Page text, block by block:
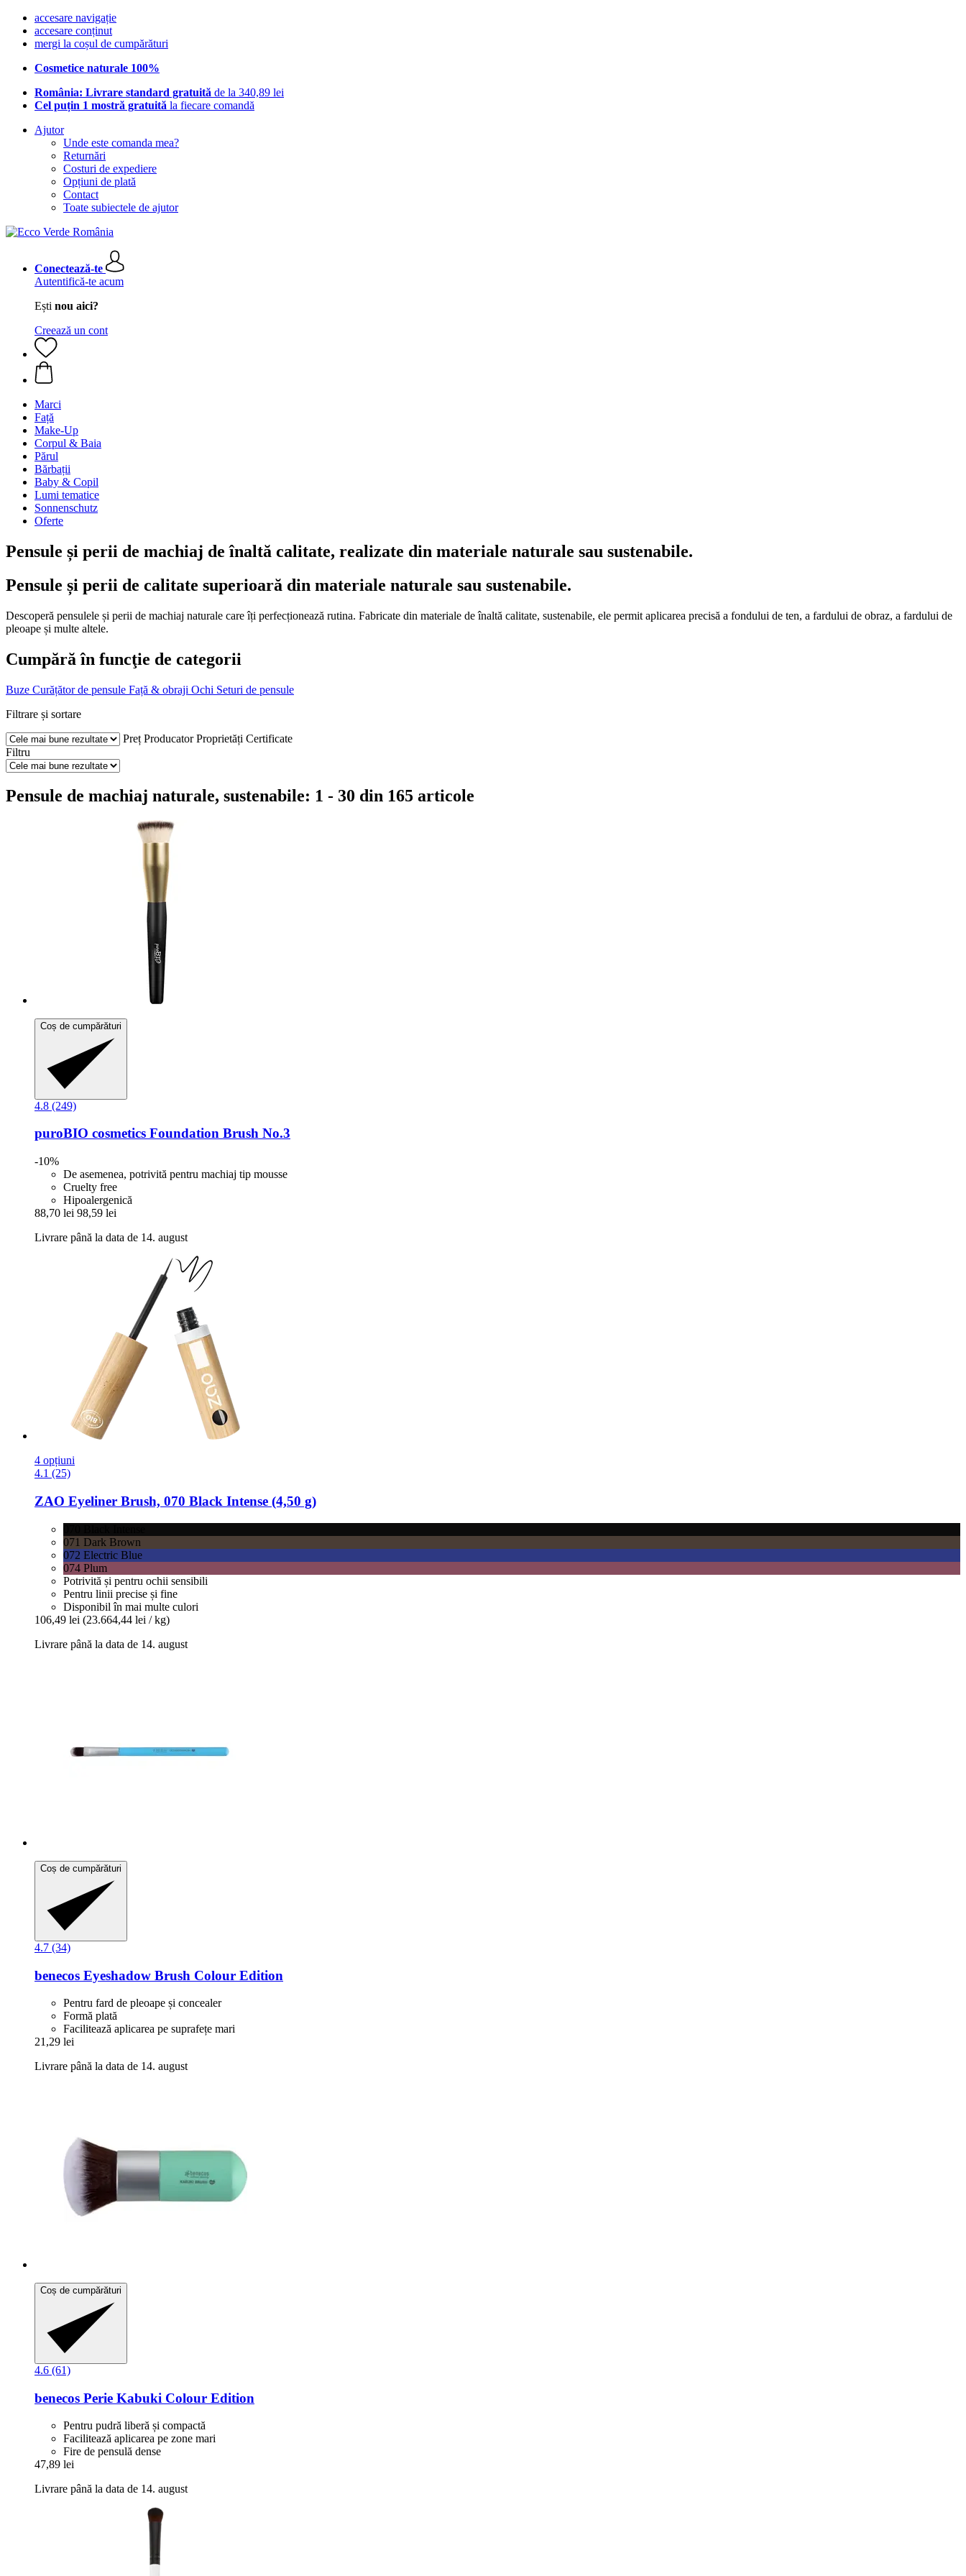
accesare navigație
accesare conținut
mergi la coșul de cumpărături
Cosmetice naturale 100%
România: Livrare standard gratuită de la 340,89 lei
Cel puțin 1 mostră gratuită la fiecare comandă
Ajutor
Unde este comanda mea?
Returnări
Costuri de expediere
Opțiuni de plată
Contact
Toate subiectele de ajutor
Conectează-te
Autentifică-te acum
Ești nou aici?
Creează un cont
Marci
Față
Make-Up
Corpul & Baia
Părul
Bărbații
Baby & Copil
Lumi tematice
Sonnenschutz
Oferte
Pensule și perii de machiaj de înaltă calitate, realizate din materiale naturale sau sustenabile.
Pensule și perii de calitate superioară din materiale naturale sau sustenabile.
Descoperă pensulele și perii de machiaj naturale care îți perfecționează rutina. Fabricate din materiale de înaltă calitate, sustenabile, ele permit aplicarea precisă a fondului de ten, a fardului de obraz, a fardului de
pleoape și multe altele.
Cumpără în funcţie de categorii
Buze Curățător de pensule Față & obraji Ochi Seturi de pensule
Filtrare și sortare
Preț Producator Proprietăți Certificate
Filtru
Pensule de machiaj naturale, sustenabile: 1 - 30 din 165 articole
Coș de cumpărături
4.8 (249)
puroBIO cosmetics Foundation Brush No.3
-10%
De asemenea, potrivită pentru machiaj tip mousse
Cruelty free
Hipoalergenică
88,70 lei 98,59 lei
Livrare până la data de 14. august
4 opțiuni
4.1 (25)
ZAO Eyeliner Brush, 070 Black Intense (4,50 g)
071 Dark Brown
072 Electric Blue
074 Plum
Potrivită și pentru ochii sensibili
Pentru linii precise și fine
Disponibil în mai multe culori
106,49 lei (23.664,44 lei / kg)
Livrare până la data de 14. august
Coș de cumpărături
4.7 (34)
benecos Eyeshadow Brush Colour Edition
Pentru fard de pleoape și concealer
Formă plată
Facilitează aplicarea pe suprafețe mari
21,29 lei
Livrare până la data de 14. august
Coș de cumpărături
4.6 (61)
benecos Perie Kabuki Colour Edition
Pentru pudră liberă și compactă
Facilitează aplicarea pe zone mari
Fire de pensulă dense
47,89 lei
Livrare până la data de 14. august